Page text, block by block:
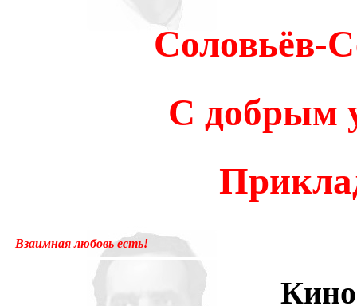
трудным чтением. И ещё:
достаточно, чтоб
что не понятно.Прошу
«подсознательный» в
надо было писать
менять в тысячах мест,
устаревшим.Ещё одна
Соловьёв-
С добрым
Взаимная любовь есть!